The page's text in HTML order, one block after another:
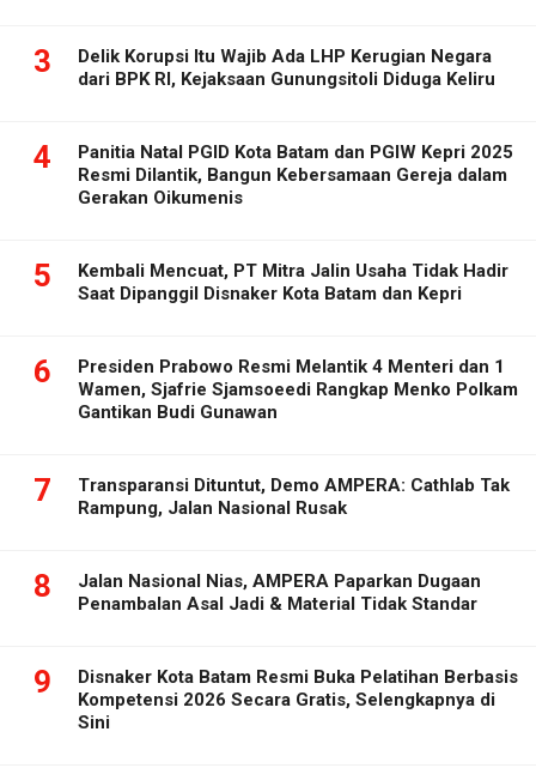
3
Delik Korupsi Itu Wajib Ada LHP Kerugian Negara
dari BPK RI, Kejaksaan Gunungsitoli Diduga Keliru
4
Panitia Natal PGID Kota Batam dan PGIW Kepri 2025
Resmi Dilantik, Bangun Kebersamaan Gereja dalam
Gerakan Oikumenis
5
Kembali Mencuat, PT Mitra Jalin Usaha Tidak Hadir
Saat Dipanggil Disnaker Kota Batam dan Kepri
6
Presiden Prabowo Resmi Melantik 4 Menteri dan 1
Wamen, Sjafrie Sjamsoeedi Rangkap Menko Polkam
Gantikan Budi Gunawan
7
Transparansi Dituntut, Demo AMPERA: Cathlab Tak
Rampung, Jalan Nasional Rusak
8
Jalan Nasional Nias, AMPERA Paparkan Dugaan
Penambalan Asal Jadi & Material Tidak Standar
9
Disnaker Kota Batam Resmi Buka Pelatihan Berbasis
Kompetensi 2026 Secara Gratis, Selengkapnya di
Sini